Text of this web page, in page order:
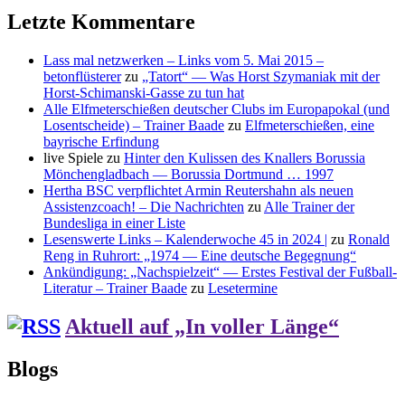
Letzte Kommentare
Lass mal netzwerken – Links vom 5. Mai 2015 –
betonflüstererzu „Tatort“ — Was Horst Szymaniak mit der
Horst-Schimanski-Gasse zu tun hat
Alle Elfmeterschießen deutscher Clubs im Europapokal (und
Losentscheide) – Trainer Baade zu Elfmeterschießen, eine
bayrische Erfindung
live Spiele zu Hinter den Kulissen des Knallers Borussia
Mönchengladbach — Borussia Dortmund … 1997
Hertha BSC verpflichtet Armin Reutershahn als neuen
Assistenzcoach! – Die Nachrichten zu Alle Trainer der
Bundesliga in einer Liste
Lesenswerte Links – Kalenderwoche 45 in 2024 | zu Ronald
Reng in Ruhrort: „1974 — Eine deutsche Begegnung“
Ankündigung: „Nachspielzeit“ — Erstes Festival der Fußball-
Literatur – Trainer Baade zu Lesetermine
Aktuell auf „In voller Länge“
Blogs